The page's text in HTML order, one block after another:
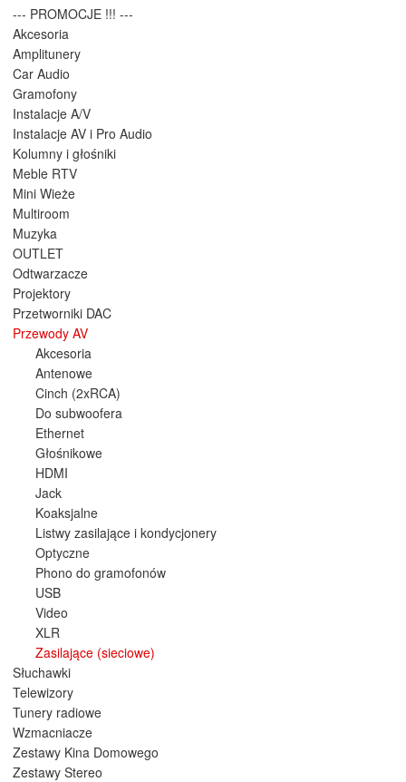
--- PROMOCJE !!! ---
Akcesoria
Amplitunery
Car Audio
Gramofony
Instalacje A/V
Instalacje AV i Pro Audio
Kolumny i głośniki
Meble RTV
Mini Wieże
Multiroom
Muzyka
OUTLET
Odtwarzacze
Projektory
Przetworniki DAC
Przewody AV
Akcesoria
Antenowe
Cinch (2xRCA)
Do subwoofera
Ethernet
Głośnikowe
HDMI
Jack
Koaksjalne
Listwy zasilające i kondycjonery
Optyczne
Phono do gramofonów
USB
Video
XLR
Zasilające (sieciowe)
Słuchawki
Telewizory
Tunery radiowe
Wzmacniacze
Zestawy Kina Domowego
Zestawy Stereo